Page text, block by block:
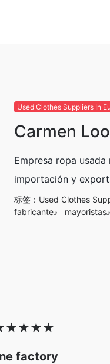
Used Clothes Suppliers In
Carmen
Empresa ropa
importación y
标签： Used Clothes
fabricante
mayoristas
★★★
factory